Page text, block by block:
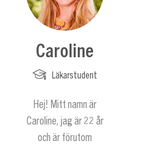
Caroline
Läkarstudent
Hej! Mitt namn är
Caroline, jag är 22 år
och är förutom